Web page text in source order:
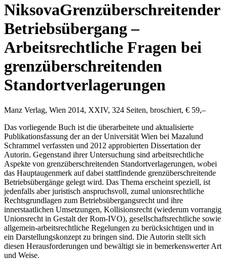
NiksovaGrenzüberschreitender
Betriebsübergang –
Arbeitsrechtliche Fragen bei
grenzüberschreitenden
Standortverlagerungen
Manz Verlag, Wien 2014, XXIV, 324 Seiten, broschiert, € 59,–
Das vorliegende Buch ist die überarbeitete und aktualisierte
Publikationsfassung der an der Universität Wien bei Mazalund
Schrammel verfassten und 2012 approbierten Dissertation der
Autorin. Gegenstand ihrer Untersuchung sind arbeitsrechtliche
Aspekte von grenzüberschreitenden Standortverlagerungen, wobei
das Hauptaugenmerk auf dabei stattfindende grenzüberschreitende
Betriebsübergänge gelegt wird. Das Thema erscheint speziell, ist
jedenfalls aber juristisch anspruchsvoll, zumal unionsrechtliche
Rechtsgrundlagen zum Betriebsübergangsrecht und ihre
innerstaatlichen Umsetzungen, Kollisionsrecht (wiederum vorrangig
Unionsrecht in Gestalt der Rom-IVO), gesellschaftsrechtliche sowie
allgemein-arbeitsrechtliche Regelungen zu berücksichtigen und in
ein Darstellungskonzept zu bringen sind. Die Autorin stellt sich
diesen Herausforderungen und bewältigt sie in bemerkenswerter Art
und Weise.